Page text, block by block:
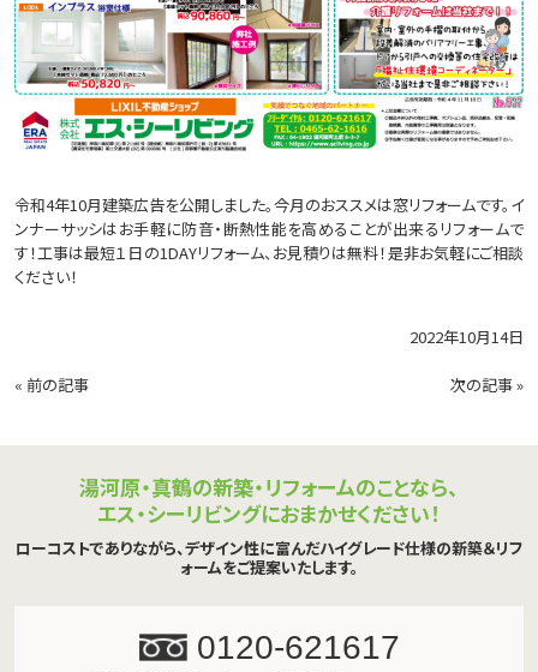
令和4年10月建築広告を公開しました。今月のおススメは窓リフォームです。イ
ンナーサッシはお手軽に防音・断熱性能を高めることが出来るリフォームで
す！工事は最短１日の1DAYリフォーム、お見積りは無料！是非お気軽にご相談
ください！
2022年10月14日
« 前の記事 次の記事»
湯河原・真鶴の新築・リフォームのことなら、
エス・シーリビングにおまかせください！
ローコストでありながら、デザイン性に富んだハイグレード仕様の新築＆リフ
ォームをご提案いたします。
0120-621617